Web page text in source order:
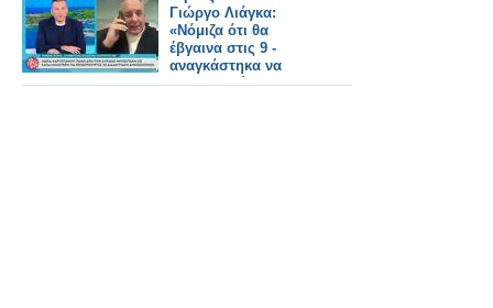
Γιώργο Λιάγκα:
«Νόμιζα ότι θα
έβγαινα στις 9 -
αναγκάστηκα να
μετακινηθώ στο